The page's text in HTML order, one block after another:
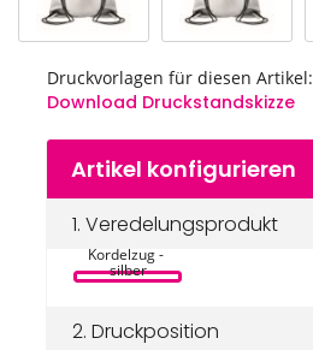
Druckvorlagen für diesen Artikel:
Download Druckstandskizze
Zum
Anfang
Bildgalerie
Artikel konfigurieren
1. Veredelungsprodukt
REFLECTIVE
Kordelzug -
silber
2. Druckposition